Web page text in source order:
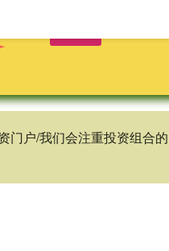
户/我们会注重投资组合